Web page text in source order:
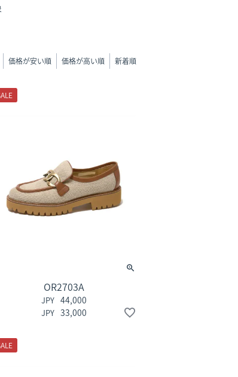
価格が安い順 価格が高い順 新着順
OR2703A
44,000
33,000